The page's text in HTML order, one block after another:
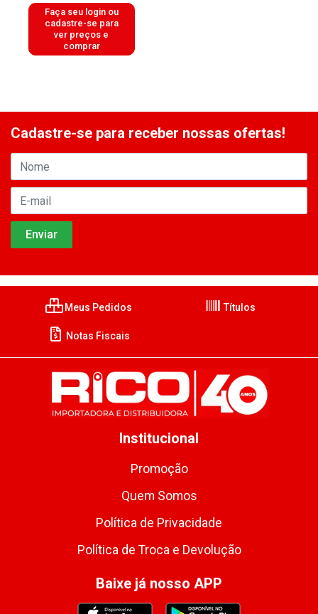
Faça seu login ou
cadastre-se para
ver preços e
comprar
Cadastre-se para receber nossas ofertas!
Meus Pedidos Títulos
Notas Fiscais
Institucional
Promoção
Quem Somos
Política de Privacidade
Política de Troca e Devolução
Baixe já nosso APP